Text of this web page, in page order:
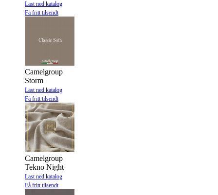
Last ned katalog
Få fritt tilsendt
Camelgroup
Storm
Last ned katalog
Få fritt tilsendt
Camelgroup
Tekno Night
Last ned katalog
Få fritt tilsendt